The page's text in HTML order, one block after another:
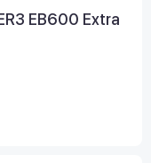
EB600 Extra